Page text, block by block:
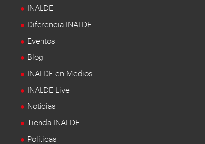
INALDE
Diferencia INALDE
Eventos
Blog
INALDE en Medios
INALDE Live
Noticias
Tienda INALDE
Políticas